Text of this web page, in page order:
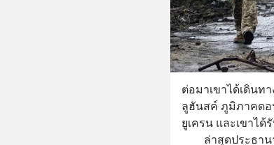
ต่อมาเขาได้เดินท
ลูฮันสค์ ภูมิภาคดอ
ยูเครน และเขาไ